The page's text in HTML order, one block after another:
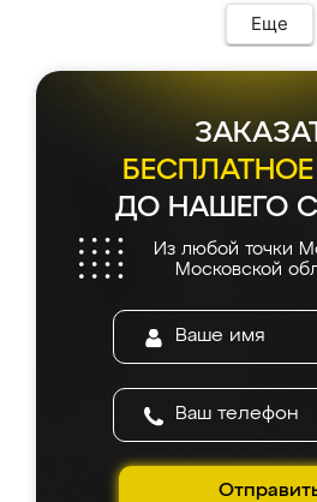
Еще
ДО НАШЕГО
Из любой точки
Московской